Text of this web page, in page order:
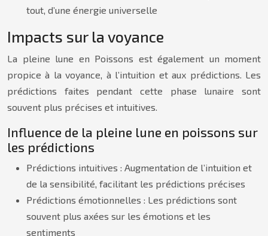
tout, d’une énergie universelle
Impacts sur la voyance
La pleine lune en Poissons est également un moment
propice à la voyance, à l’intuition et aux prédictions. Les
prédictions faites pendant cette phase lunaire sont
souvent plus précises et intuitives.
Influence de la pleine lune en poissons sur
les prédictions
Prédictions intuitives : Augmentation de l’intuition et
de la sensibilité, facilitant les prédictions précises
Prédictions émotionnelles : Les prédictions sont
souvent plus axées sur les émotions et les
sentiments